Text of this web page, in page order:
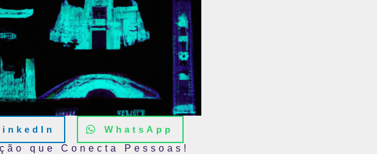
WhatsApp
que Conecta Pessoas!